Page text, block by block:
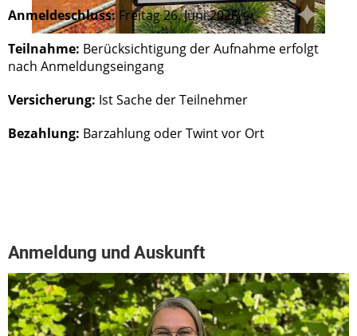
Anmeldeschluss:Freitag 26. Juni 2026
Teilnahme: Berücksichtigung der Aufnahme erfolgt
nach Anmeldungseingang
Versicherung: Ist Sache der Teilnehmer
Bezahlung: Barzahlung oder Twint vor Ort
Anmeldung und Auskunft